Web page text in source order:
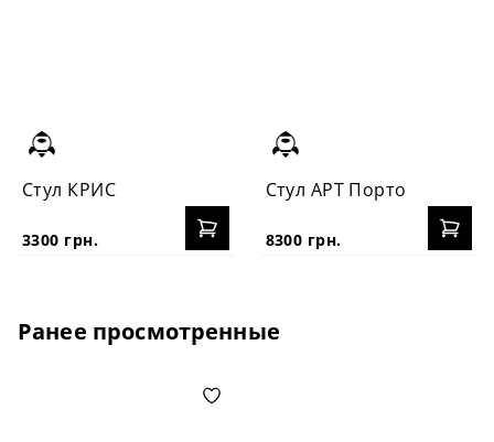
Стул КРИС
3300 грн.
Стул АРТ Порто
8300 грн.
Ранее просмотренные